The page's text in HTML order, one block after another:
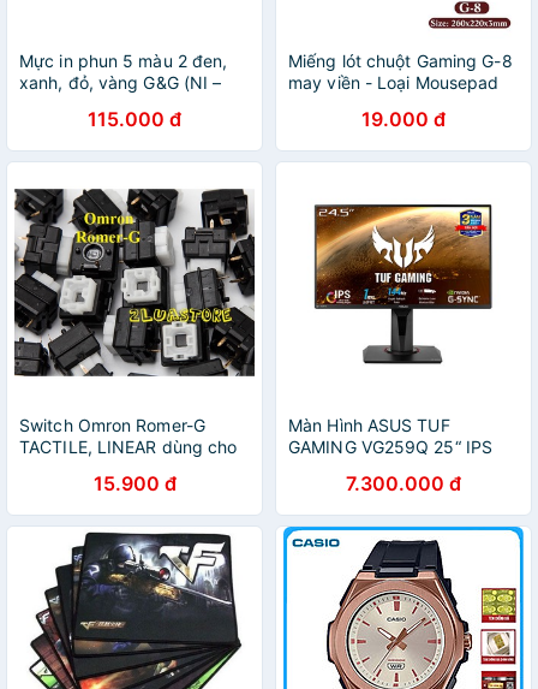
Mực in phun 5 màu 2 đen,
xanh, đỏ, vàng G&G (NI –
máy Canon 6560, 6870,
6770, 7270
115.000 đ
Miếng lót chuột Gaming G-8
may viền - Loại Mousepad
19.000 đ
Switch Omron Romer-G
TACTILE, LINEAR dùng cho
15.900 đ
Màn Hình ASUS TUF
GAMING VG259Q 25“ IPS
7.300.000 đ